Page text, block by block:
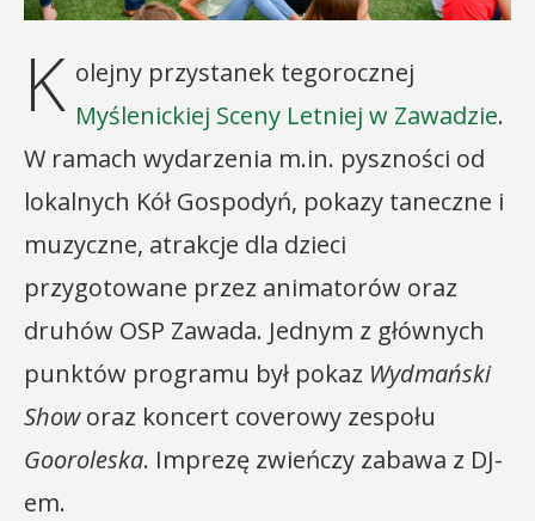
K olejny przystanek tegorocznej
Myślenickiej Sceny Letniej w Zawadzie.
W ramach wydarzenia m.in. pyszności od
lokalnych Kół Gospodyń, pokazy taneczne i
muzyczne, atrakcje dla dzieci
przygotowane przez animatorów oraz
druhów OSP Zawada. Jednym z głównych
punktów programu był pokaz Wydmański
Showoraz koncert coverowy zespołu
Gooroleska. Imprezę zwieńczy zabawa z DJ-
em.